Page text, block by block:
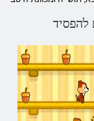
להפסיד